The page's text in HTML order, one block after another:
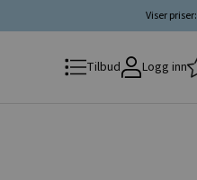
Viser priser:
Tilbud Logg inn